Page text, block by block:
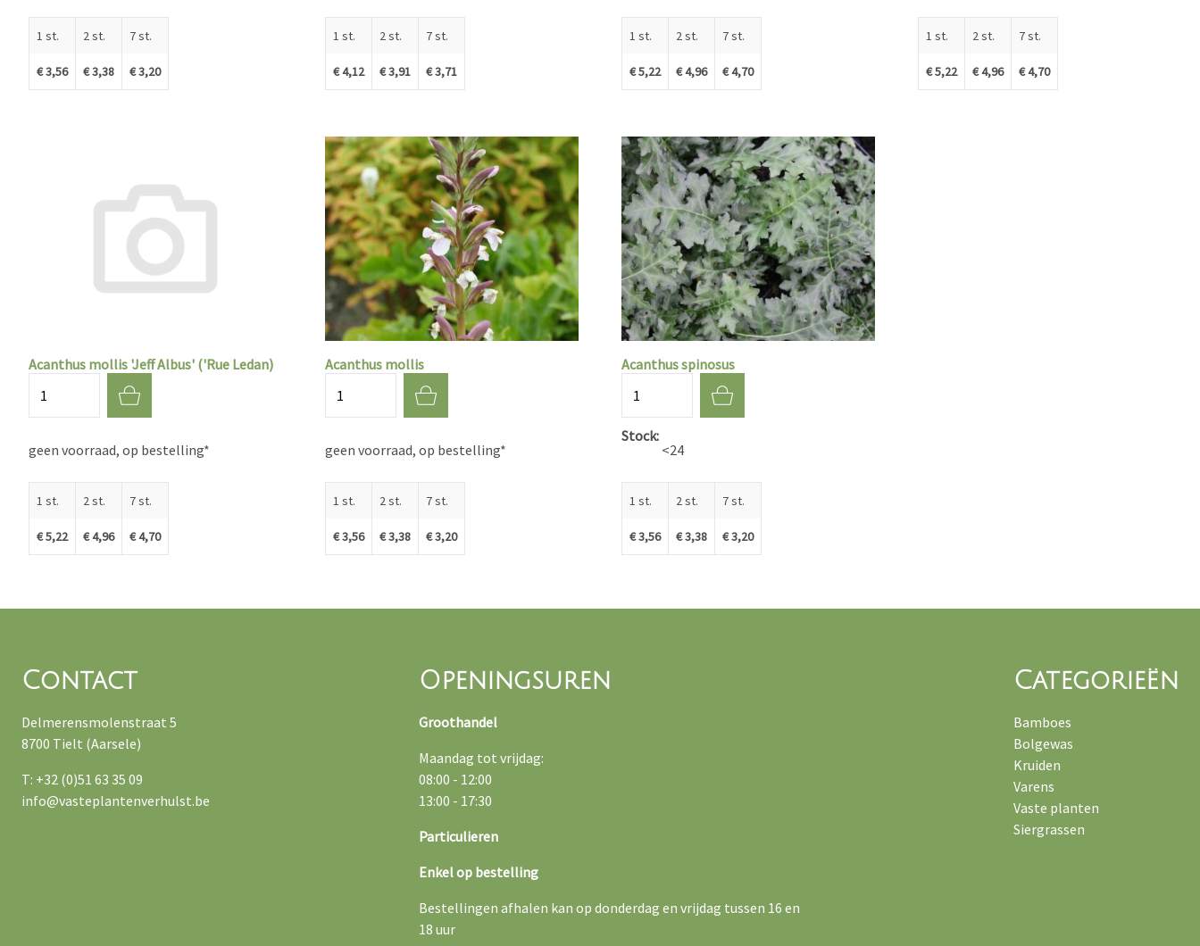
1 st.
€ 3,56
2 st.
€ 3,38
7 st.
€ 3,20
1 st.
€ 4,12
2 st.
€ 3,91
7 st.
€ 3,71
1 st.
€ 5,22
2 st.
€ 4,96
7 st.
€ 4,70
1 st.
€ 5,22
2 st.
€ 4,96
7 st.
€ 4,70
Acanthus mollis 'Jeff Albus' ('Rue Ledan)
geen voorraad, op bestelling*
1 st.
€ 5,22
2 st.
€ 4,96
7 st.
€ 4,70
Acanthus mollis
geen voorraad, op bestelling*
1 st.
€ 3,56
2 st.
€ 3,38
7 st.
€ 3,20
Acanthus spinosus
Stock
<24
1 st.
€ 3,56
2 st.
€ 3,38
7 st.
€ 3,20
Contact
Delmerensmolenstraat 5
8700 Tielt (Aarsele)
T: +32 (0)51 63 35 09
info@vasteplantenverhulst.be
Openingsuren
Groothandel
Maandag tot vrijdag:
08:00 - 12:00
13:00 - 17:30
Particulieren
Enkel op bestelling
Bestellingen afhalen kan op donderdag en vrijdag tussen 16 en
18 uur
Categorieën
Bamboes
Bolgewas
Kruiden
Varens
Vaste planten
Siergrassen